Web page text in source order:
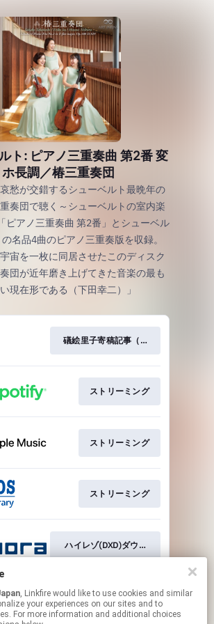
ト: ピアノ三重奏曲 第2番 変
ホ長調／椿三重奏団
愁が交錯するシューベルト最晩年の
奏団で聴く～シューベルトの室内楽
ピアノ三重奏曲 第2番」とシューベル
の名品4曲のピアノ三重奏版を収録。
宇宙を一枚に同居させたこのディスク
団が近年磨き上げてきた音楽の最も
現在形である（下田幸二）」
礒絵里子寄稿記事（レコ芸オンライン
ストリーミング
ストリーミング
ストリーミング
ハイレゾ(DXD)ダウンロード
ハイレゾダウンロード
, Linkfire would like to use cookies and similar
your experiences on our sites and to
For more information and additional choices